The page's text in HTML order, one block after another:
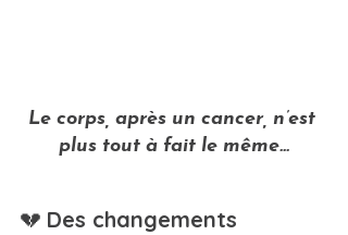
Le corps, après un cancer, n’est
plus tout à fait le même...
💔 Des changements